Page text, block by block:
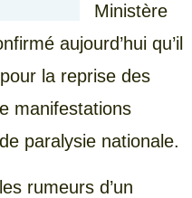
Ministère
aujourd’hui qu’il
la reprise des
manifestations
paralysie nationale.
rumeurs d’un